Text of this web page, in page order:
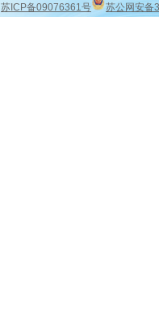
苏ICP备09076361号 苏公网安备